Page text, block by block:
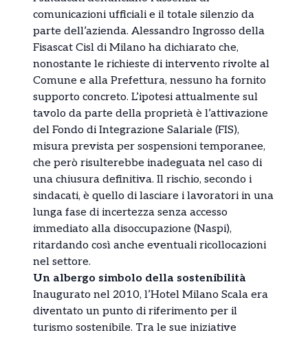
comunicazioni ufficiali e il totale silenzio da
parte dell’azienda. Alessandro Ingrosso della
Fisascat Cisl di Milano ha dichiarato che,
nonostante le richieste di intervento rivolte al
Comune e alla Prefettura, nessuno ha fornito
supporto concreto. L’ipotesi attualmente sul
tavolo da parte della proprietà è l’attivazione
del Fondo di Integrazione Salariale (FIS),
misura prevista per sospensioni temporanee,
che però risulterebbe inadeguata nel caso di
una chiusura definitiva. Il rischio, secondo i
sindacati, è quello di lasciare i lavoratori in una
lunga fase di incertezza senza accesso
immediato alla disoccupazione (Naspi),
ritardando così anche eventuali ricollocazioni
nel settore.
Un albergo simbolo della sostenibilità
Inaugurato nel 2010, l’Hotel Milano Scala era
diventato un punto di riferimento per il
turismo sostenibile. Tra le sue iniziative